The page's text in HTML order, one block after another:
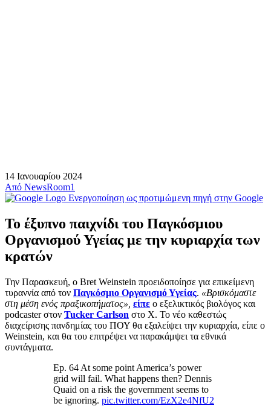
14 Ιανουαρίου 2024
Από NewsRoom1
Ενεργοποίηση ως προτιμώμενη πηγή στην Google
Το έξυπνο παιχνίδι του Παγκόσμιου
Οργανισμού Υγείας με την κυριαρχία των
κρατών
Την Παρασκευή, ο Bret Weinstein προειδοποίησε για επικείμενη
τυραννία από τον Παγκόσμιο Οργανισμό Υγείας. «Βρισκόμαστε
στη μέση ενός πραξικοπήματος», είπε ο εξελικτικός βιολόγος και
podcaster στον Tucker Carlson στο X. Το νέο καθεστώς
διαχείρισης πανδημίας του ΠΟΥ θα εξαλείψει την κυριαρχία, είπε ο
Weinstein, και θα του επιτρέψει να παρακάμψει τα εθνικά
συντάγματα.
Ep. 64 At some point America’s power
grid will fail. What happens then? Dennis
Quaid on a risk the government seems to
be ignoring. pic.twitter.com/EzX2e4NfU2